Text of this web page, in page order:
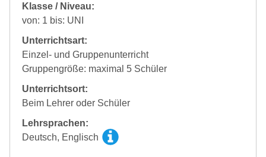
Klasse / Niveau:
von: 1 bis: UNI
Unterrichtsart:
Einzel- und Gruppenunterricht
Gruppengröße: maximal 5 Schüler
Unterrichtsort:
Beim Lehrer oder Schüler
Lehrsprachen:
Deutsch, Englisch